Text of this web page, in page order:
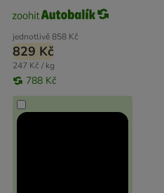
jednotlivě858 Kč
829 Kč
247 Kč / kg
788 Kč